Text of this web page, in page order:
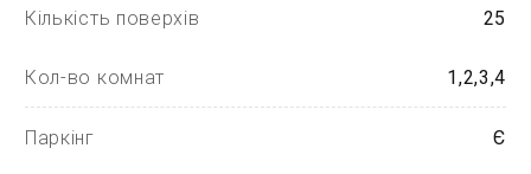
Кількість поверхів 25
Кол-во комнат 1,2,3,4
Паркінг Є